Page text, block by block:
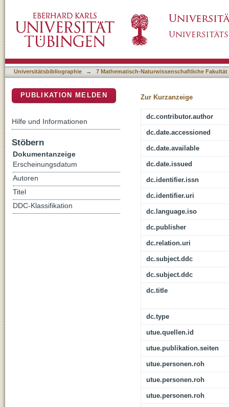
measurements
Universitätsbibliographie → 7 Mathematisch-Naturwissenschaftliche Fakultät
Zur Kurzanzeige
dc.contributor.author
dc.date.accessioned
dc.date.available
dc.date.issued
dc.identifier.issn
dc.identifier.uri
dc.language.iso
dc.publisher
dc.relation.uri
dc.subject.ddc
dc.subject.ddc
dc.title
dc.type
utue.quellen.id
utue.publikation.seiten
utue.personen.roh
utue.personen.roh
utue.personen.roh
PUBLIKATION MELDEN
Hilfe und Informationen
Stöbern
Dokumentanzeige
Erscheinungsdatum
Autoren
Titel
DDC-Klassifikation